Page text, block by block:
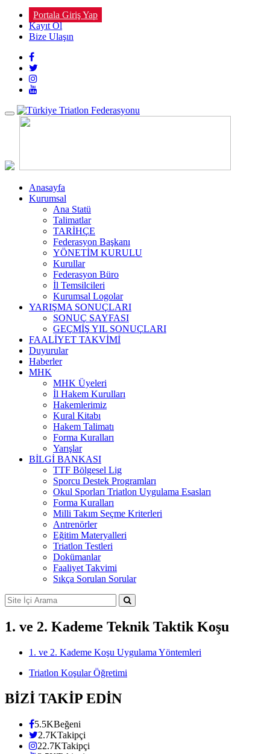
Portala Giriş Yap
Kayıt Ol
Bize Ulaşın
Toggle
navigation
Anasayfa
Kurumsal
Ana Statü
Talimatlar
TARİHÇE
Federasyon Başkanı
YÖNETİM KURULU
Kurullar
Federasyon Büro
İl Temsilcileri
Kurumsal Logolar
YARIŞMA SONUÇLARI
SONUÇ SAYFASI
GEÇMİŞ YIL SONUÇLARI
FAALİYET TAKVİMİ
Duyurular
Haberler
MHK
MHK Üyeleri
İl Hakem Kurulları
Hakemlerimiz
Kural Kitabı
Hakem Talimatı
Forma Kuralları
Yarışlar
BİLGİ BANKASI
TTF Bölgesel Lig
Sporcu Destek Programları
Okul Sporları Triatlon Uygulama Esasları
Forma Kuralları
Milli Takım Seçme Kriterleri
Antrenörler
Eğitim Materyalleri
Triatlon Testleri
Dokümanlar
Faaliyet Takvimi
Sıkça Sorulan Sorular
1. ve 2. Kademe Teknik Taktik Koşu
1. ve 2. Kademe Koşu Uygulama Yöntemleri
Triatlon Koşular Öğretimi
BİZİ TAKİP EDİN
5.5KBeğeni
2.7KTakipçi
22.7KTakipçi